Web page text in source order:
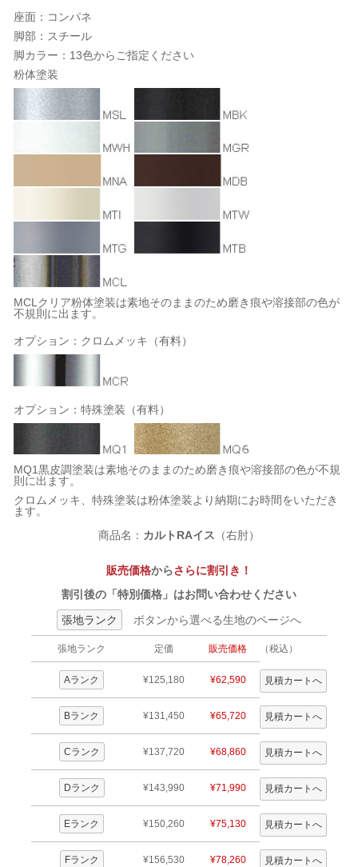
座面：コンパネ
脚部：スチール
脚カラー：13色からご指定ください
粉体塗装
MCLクリア粉体塗装は素地そのままのため磨き痕や溶接部の色が
不規則に出ます。
オプション：クロムメッキ（有料）
オプション：特殊塗装（有料）
MQ1黒皮調塗装は素地そのままのため磨き痕や溶接部の色が不規
則に出ます。
クロムメッキ、特殊塗装は粉体塗装より納期にお時間をいただき
ます。
商品名： カルトRAイス （右肘）
販売価格からさらに割引き！
割引後の「特別価格」はお問い合わせください
張地ランク
ボタンから選べる生地のページへ
張地ランク 定価 販売価格 （税込）
Aランク ¥125,180 ¥62,590
Bランク ¥131,450 ¥65,720
Cランク ¥137,720 ¥68,860
Dランク ¥143,990 ¥71,990
Eランク ¥150,260 ¥75,130
Fランク ¥156,530 ¥78,260